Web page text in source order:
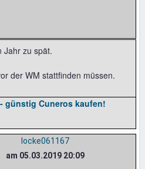
Jahr zu spät.
der WM stattfinden müssen.
- günstig Cuneros kaufen!
locke061167
am 05.03.2019 20:09